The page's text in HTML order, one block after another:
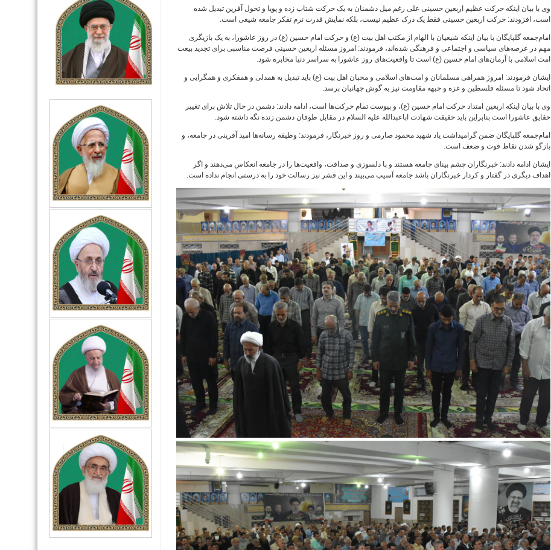
وی با بیان اینکه حرکت عظیم اربعین حسینی علی رغم میل دشمنان به یک حرکت شتاب زده و پویا و تحول آفرین تبدیل شده
است، افزودند: حرکت اربعین حسینی فقط یک درک عظیم نیست، بلکه نمایش قدرت نرم تفکر جامعه شیعی است.
امام‌جمعه گلپایگان با بیان اینکه شیعیان با الهام از مکتب اهل بیت (ع) و حرکت امام حسین (ع) در روز عاشورا، به یک بازیگری
مهم در عرصه‌های سیاسی و اجتماعی و فرهنگی شده‌اند، فرمودند: امروز مسئله اربعین حسینی فرصت مناسبی برای تجدید بیعت
امت اسلامی با آرمان‌های امام حسین (ع) است تا واقعیت‌های روز عاشورا به سراسر دنیا مخابره شود.
ایشان فرمودند: امروز همراهی مسلمانان و امت‌های اسلامی و محبان اهل بیت (ع) باید تبدیل به همدلی و همفکری و همگرایی و
اتحاد شود تا مسئله فلسطین و غزه و جبهه مقاومت نیز به گوش جهانیان برسد.
وی با بیان اینکه اربعین امتداد حرکت امام حسین (ع)، و پیوست تمام حرکت‌ها است، ادامه دادند: دشمن در حال تلاش برای تغییر
حقایق عاشورا است بنابراین باید حقیقت شهادت اباعبدالله علیه السلام در مقابل طوفان دشمن زنده نگه داشته شود.
امام‌جمعه گلپایگان ضمن گرامیداشت یاد شهید محمود صارمی و روز خبرنگار، فرمودند: وظیفه رسانه‌ها امید آفرینی در جامعه، و
بازگو شدن نقاط قوت و ضعف است.
ایشان ادامه دادند: خبرنگاران چشم بینای جامعه هستند و با دلسوزی و صداقت، واقعیت‌ها را در جامعه انعکاس می‌دهند و اگر
اهداف دیگری در گفتار و کردار خبرنگاران باشد جامعه آسیب می‌بیند و این قشر نیز رسالت خود را به درستی انجام نداده است.